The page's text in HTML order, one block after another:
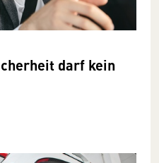
darf kein